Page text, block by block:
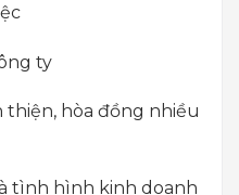
ty
thiện, hòa đồng nhiều
tình hình kinh doanh